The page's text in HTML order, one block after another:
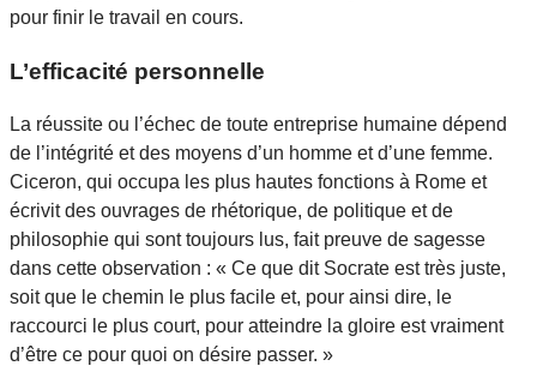
pour finir le travail en cours.
L’efficacité personnelle
La réussite ou l’échec de toute entreprise humaine dépend
de l’intégrité et des moyens d’un homme et d’une femme.
Ciceron, qui occupa les plus hautes fonctions à Rome et
écrivit des ouvrages de rhétorique, de politique et de
philosophie qui sont toujours lus, fait preuve de sagesse
dans cette observation : « Ce que dit Socrate est très juste,
soit que le chemin le plus facile et, pour ainsi dire, le
raccourci le plus court, pour atteindre la gloire est vraiment
d’être ce pour quoi on désire passer. »